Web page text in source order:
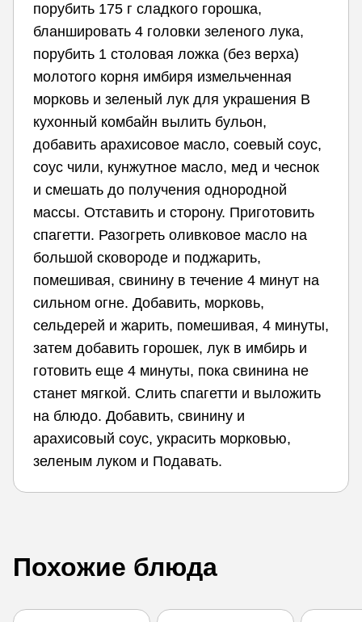
порубить 175 г сладкого горошка,
бланшировать 4 головки зеленого лука,
порубить 1 столовая ложка (без верха)
молотого корня имбиря измельченная
морковь и зеленый лук для украшения В
кухонный комбайн вылить бульон,
добавить арахисовое масло, соевый соус,
соус чили, кунжутное масло, мед и чеснок
и смешать до получения однородной
массы. Отставить и сторону. Приготовить
спагетти. Разогреть оливковое масло на
большой сковороде и поджарить,
помешивая, свинину в течение 4 минут на
сильном огне. Добавить, морковь,
сельдерей и жарить, помешивая, 4 минуты,
затем добавить горошек, лук в имбирь и
готовить еще 4 минуты, пока свинина не
станет мягкой. Слить спагетти и выложить
на блюдо. Добавить, свинину и
арахисовый соус, украсить морковью,
зеленым луком и Подавать.
Похожие блюда